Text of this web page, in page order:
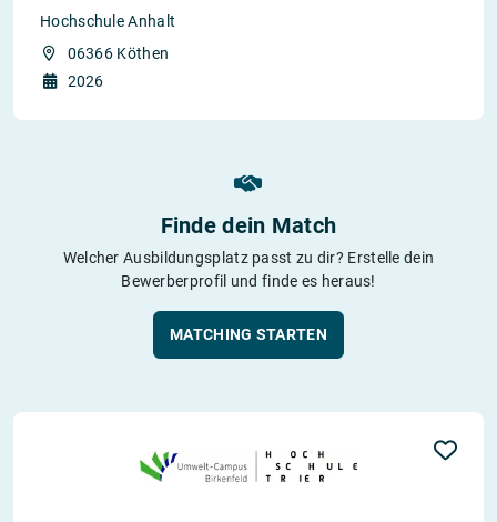
Hochschule Anhalt
06366 Köthen
2026
Finde dein Match
Welcher Ausbildungsplatz passt zu dir? Erstelle dein
Bewerberprofil und finde es heraus!
MATCHING STARTEN